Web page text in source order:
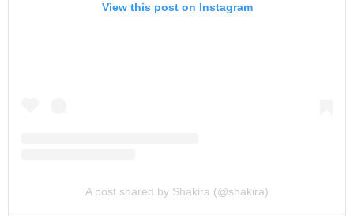
View this post on Instagram
A post shared by Shakira (@shakira)